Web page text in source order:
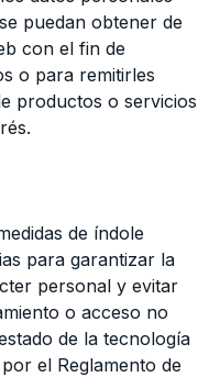
puedan obtener de
con el fin de
o para remitirles
productos o servicios
de índole
para garantizar la
personal y evitar
o acceso no
de la tecnología
el Reglamento de